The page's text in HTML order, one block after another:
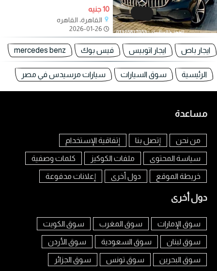
والأجانب
10 جنيه
القاهرة، القاهره
ايجار باص ايجار اتوبيس فيس بوك mercedes benz
الرئيسية سوق السيارات سيارات مرسيدس في مصر
مساعدة
من نحن إتصل بنا إتفاقية الإستخدام
سياسة المحتوى ملفات الكوكيز كلمات وصفية
خريطة الموقع دول أخرى إعلانات مدفوعة
دول أخرى
سوق الإمارات سوق المغرب سوق الكويت
سوق لبنان سوق السعودية سوق الأردن
سوق البحرين سوق تونس سوق الجزائر